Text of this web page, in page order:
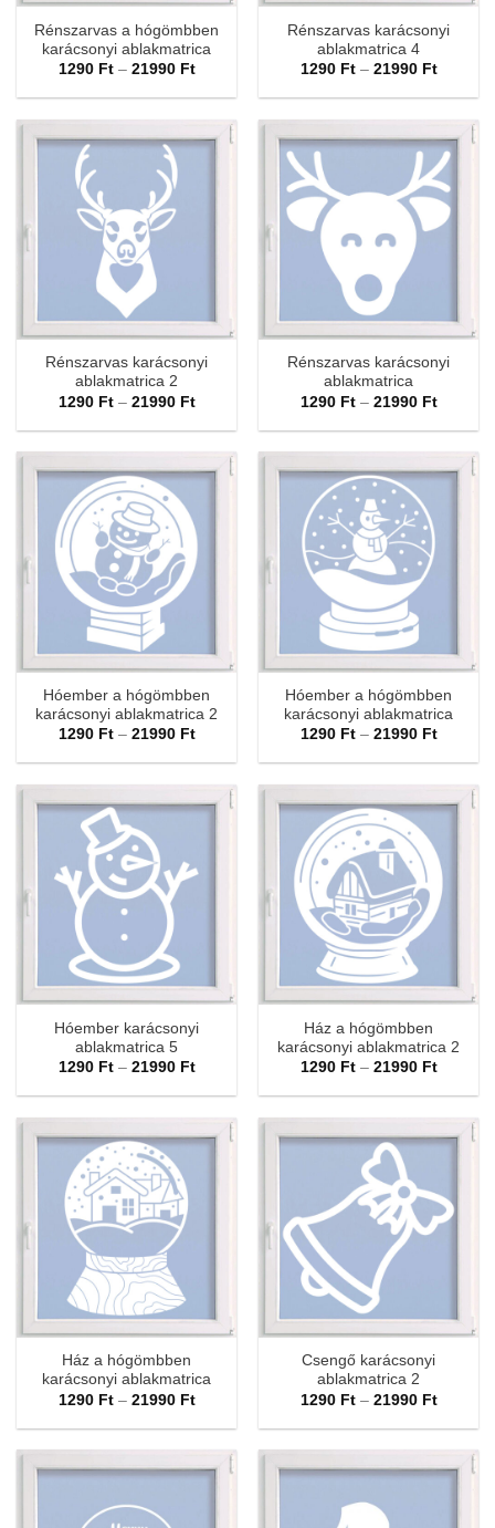
Rénszarvas a hógömbben
karácsonyi ablakmatrica
1290 Ft – 21990 FtÁrtartomány:
-
Rénszarvas karácsonyi
ablakmatrica 4
1290 Ft – 21990 Ft
-
Rénszarvas karácsonyi
ablakmatrica 2
1290 Ft – 21990 FtÁrtartomány:
-
Rénszarvas karácsonyi
ablakmatrica
1290 Ft – 21990 Ft
-
Hóember a hógömbben
karácsonyi ablakmatrica 2
1290 Ft – 21990 FtÁrtartomány:
-
Hóember a hógömbben
karácsonyi ablakmatrica
1290 Ft – 21990 Ft
-
Hóember karácsonyi
ablakmatrica 5
1290 Ft – 21990 FtÁrtartomány:
-
Ház a hógömbben
karácsonyi ablakmatrica 2
1290 Ft – 21990 Ft
-
Ház a hógömbben
karácsonyi ablakmatrica
1290 Ft – 21990 FtÁrtartomány:
-
Csengő karácsonyi
ablakmatrica 2
1290 Ft – 21990 Ft
-